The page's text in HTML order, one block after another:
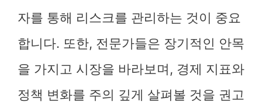
자를 통해 리스크를 관리하는 것이 중요
합니다. 또한, 전문가들은 장기적인 안목
을 가지고 시장을 바라보며, 경제 지표와
정책 변화를 주의 깊게 살펴볼 것을 권고